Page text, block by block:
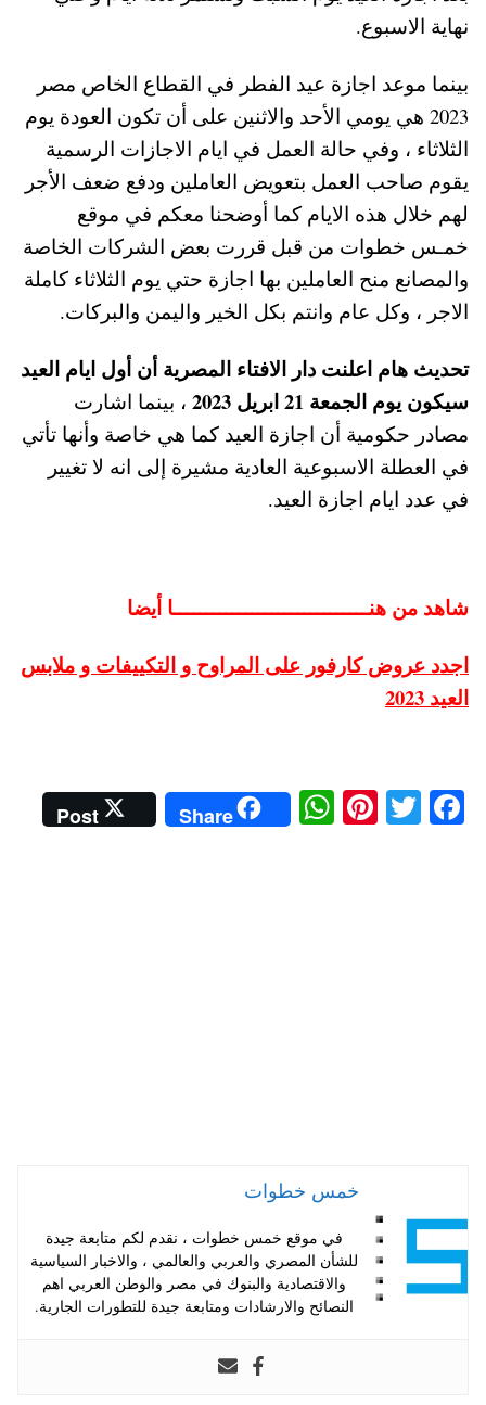
نهاية الاسبوع.
بينما موعد اجازة عيد الفطر في القطاع الخاص مصر
2023 هي يومي الأحد والاثنين على أن تكون العودة يوم
الثلاثاء ، وفي حالة العمل في ايام الاجازات الرسمية
يقوم صاحب العمل بتعويض العاملين ودفع ضعف الأجر
لهم خلال هذه الايام كما أوضحنا معكم في موقع
خمـس خطوات من قبل قررت بعض الشركات الخاصة
والمصانع منح العاملين بها اجازة حتي يوم الثلاثاء كاملة
الاجر ، وكل عام وانتم بكل الخير واليمن والبركات.
تحديث هام اعلنت دار الافتاء المصرية أن أول ايام العيد
سيكون يوم الجمعة 21 ابريل 2023
، بينما اشارت
مصادر حكومية أن اجازة العيد كما هي خاصة وأنها تأتي
في العطلة الاسبوعية العادية مشيرة إلى انه لا تغيير
في عدد ايام اجازة العيد.
شاهد من هنــــــــــــــــــــــــــــــا أيضا
اجدد عروض كارفور على المراوح و التكييفات و ملابس
العيد 2023
Fa
T
Pi
W
ha
Share
Post
خمس خطوات
في موقع خمس خطوات ، نقدم لكم متابعة جيدة
للشأن المصري والعربي والعالمي ، والاخبار السياسية
والاقتصادية والبنوك في مصر والوطن العربي اهم
النصائح والارشادات ومتابعة جيدة للتطورات الجارية.